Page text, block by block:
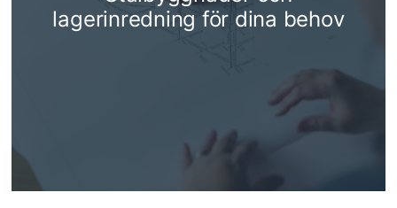
lagerinredning för dina behov